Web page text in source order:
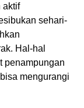
aktif
sehari-
Hal-hal
penampungan
mengurangi